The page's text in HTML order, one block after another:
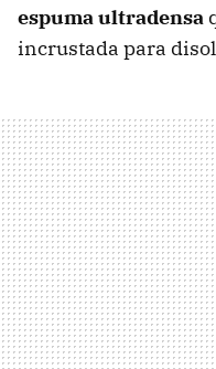
espuma ultradensa
incrustada para